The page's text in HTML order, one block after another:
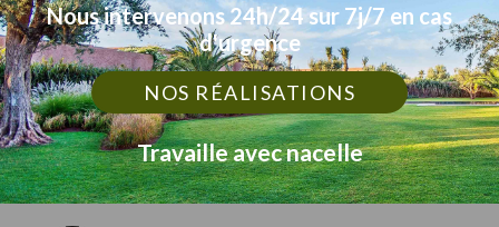
Nous intervenons 24h/24 sur 7j/7 en cas
d'urgence
NOS RÉALISATIONS
Travaille avec nacelle